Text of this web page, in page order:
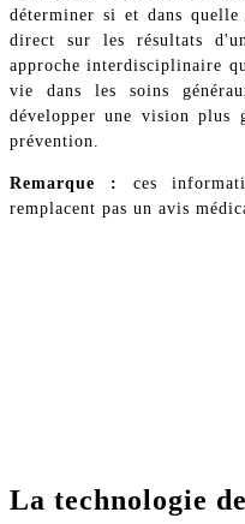
déterminer si et dans
direct sur les résultats
approche interdisciplinaire
vie dans les soins
développer une vision plus
prévention.
Remarque :
ces
remplacent pas un avis
La technologie